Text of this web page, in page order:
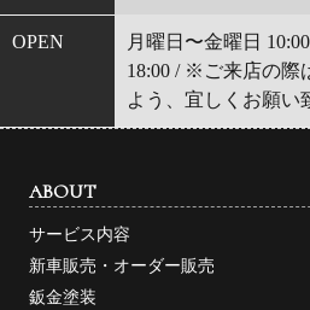
OPEN
月曜日〜金曜日
18:00 / ※ご来店の際
よう、宜しくお願い
ABOUT
サービス内容
新車販売・オーダー販売
鈑金塗装